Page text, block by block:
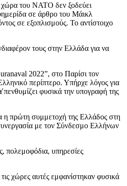
χώρα του ΝΑΤΟ δεν ξοδεύει
σε άρθρο του Μάικλ
σε εξοπλισμούς. Το αντίστοιχο
τους στην Ελλάδα για να
2022”, στο Παρίσι τον
περίπτερο. Υπήρχε λόγος για
φυσικά την υπογραφή της
η πρώτη συμμετοχή της Ελλάδος στη
με τον Σύνδεσμο Ελλήνων
πολεμοφόδια, υπηρεσίες
χώρες αυτές εμφανίστηκαν φυσικά